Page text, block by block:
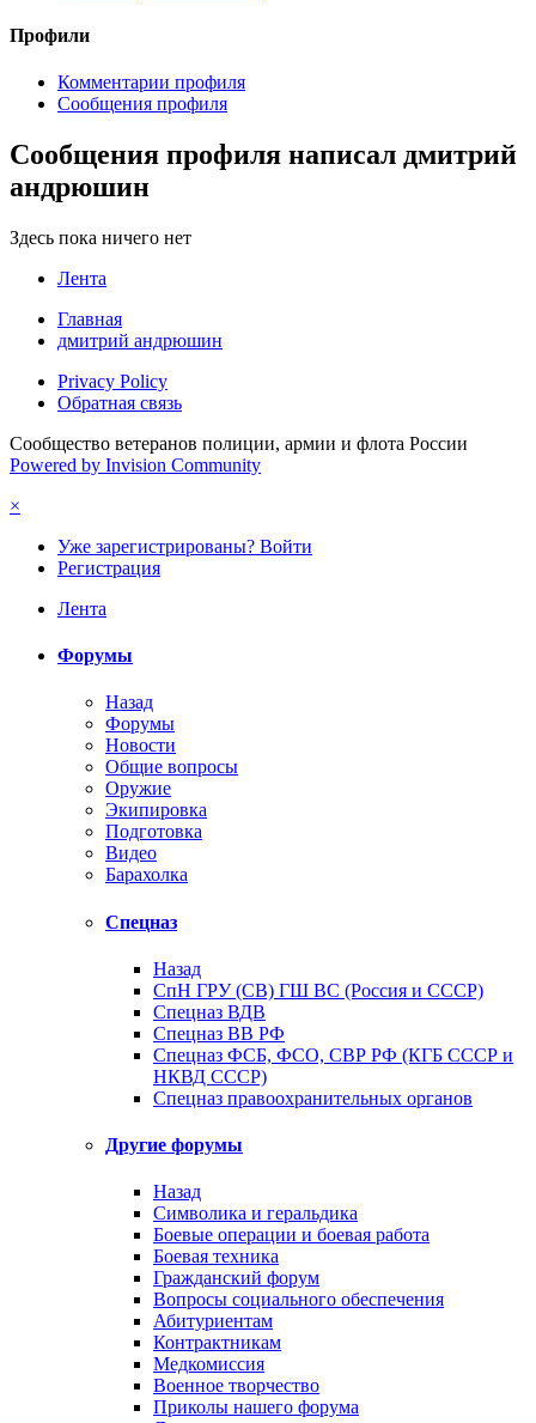
Профили
Комментарии профиля
Сообщения профиля
Сообщения профиля написал дмитрий
андрюшин
Здесь пока ничего нет
Лента
Главная
дмитрий андрюшин
Privacy Policy
Обратная связь
Сообщество ветеранов полиции, армии и флота России
Powered by Invision Community
×
Уже зарегистрированы? Войти
Регистрация
Лента
Форумы
Назад
Форумы
Новости
Общие вопросы
Оружие
Экипировка
Подготовка
Видео
Барахолка
Спецназ
Назад
СпН ГРУ (СВ) ГШ ВС (Россия и СССР)
Спецназ ВДВ
Спецназ ВВ РФ
Спецназ ФСБ, ФСО, СВР РФ (КГБ СССР и
НКВД СССР)
Спецназ правоохранительных органов
Другие форумы
Назад
Символика и геральдика
Боевые операции и боевая работа
Боевая техника
Гражданский форум
Вопросы социального обеспечения
Абитуриентам
Контрактникам
Медкомиссия
Военное творчество
Приколы нашего форума